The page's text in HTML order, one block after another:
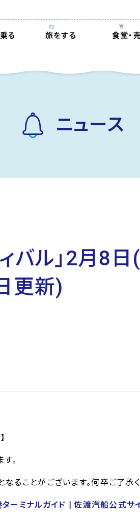
る 旅をする 食堂・
ニュース
ィバル」2月8
更新)
。
ることがございます。何卒ご了承く
ーミナルガイド | 佐渡汽船公式サ